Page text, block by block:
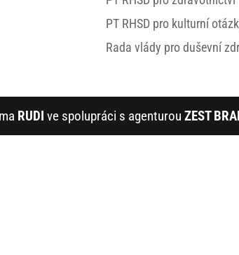
PT RHSD pro kulturní
Rada vlády pro duševní
RUDI ve spolupráci s agenturou ZEST